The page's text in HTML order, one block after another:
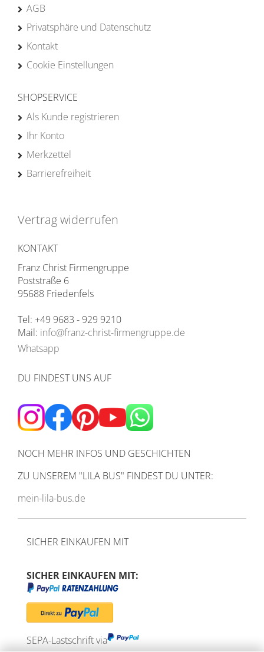
AGB
Privatsphäre und Datenschutz
Kontakt
Cookie Einstellungen
SHOPSERVICE
Als Kunde registrieren
Ihr Konto
Merkzettel
Barrierefreiheit
Vertrag widerrufen
KONTAKT
Franz Christ Firmengruppe
Poststraße 6
95688 Friedenfels
Tel: +49 9683 - 929 9210
Mail: info@franz-christ-firmengruppe.de
Whatsapp
DU FINDEST UNS AUF
NOCH MEHR INFOS UND GESCHICHTEN
ZU UNSEREM "LILA BUS" FINDEST DU UNTER:
mein-lila-bus.de
SICHER EINKAUFEN MIT
SICHER EINKAUFEN MIT:
SEPA-Lastschrift via